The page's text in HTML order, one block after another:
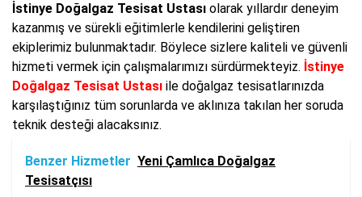
İstinye Doğalgaz Tesisat Ustası olarak yıllardır deneyim
kazanmış ve sürekli eğitimlerle kendilerini geliştiren
ekiplerimiz bulunmaktadır. Böylece sizlere kaliteli ve güvenli
hizmeti vermek için çalışmalarımızı sürdürmekteyiz. İstinye
Doğalgaz Tesisat Ustası ile doğalgaz tesisatlarınızda
karşılaştığınız tüm sorunlarda ve aklınıza takılan her soruda
teknik desteği alacaksınız.
Benzer Hizmetler Yeni Çamlıca Doğalgaz
Tesisatçısı